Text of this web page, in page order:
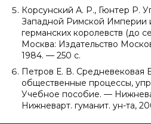
Корсунский А. Р., Гюнтер Р.
Западной Римской Империи
германских королевств (до
Москва: Издательство
1984. — 250 с.
Петров Е. В. Средневековая
общественные процессы,
Учебное пособие. —
Нижневарт. гуманит. ун-та,